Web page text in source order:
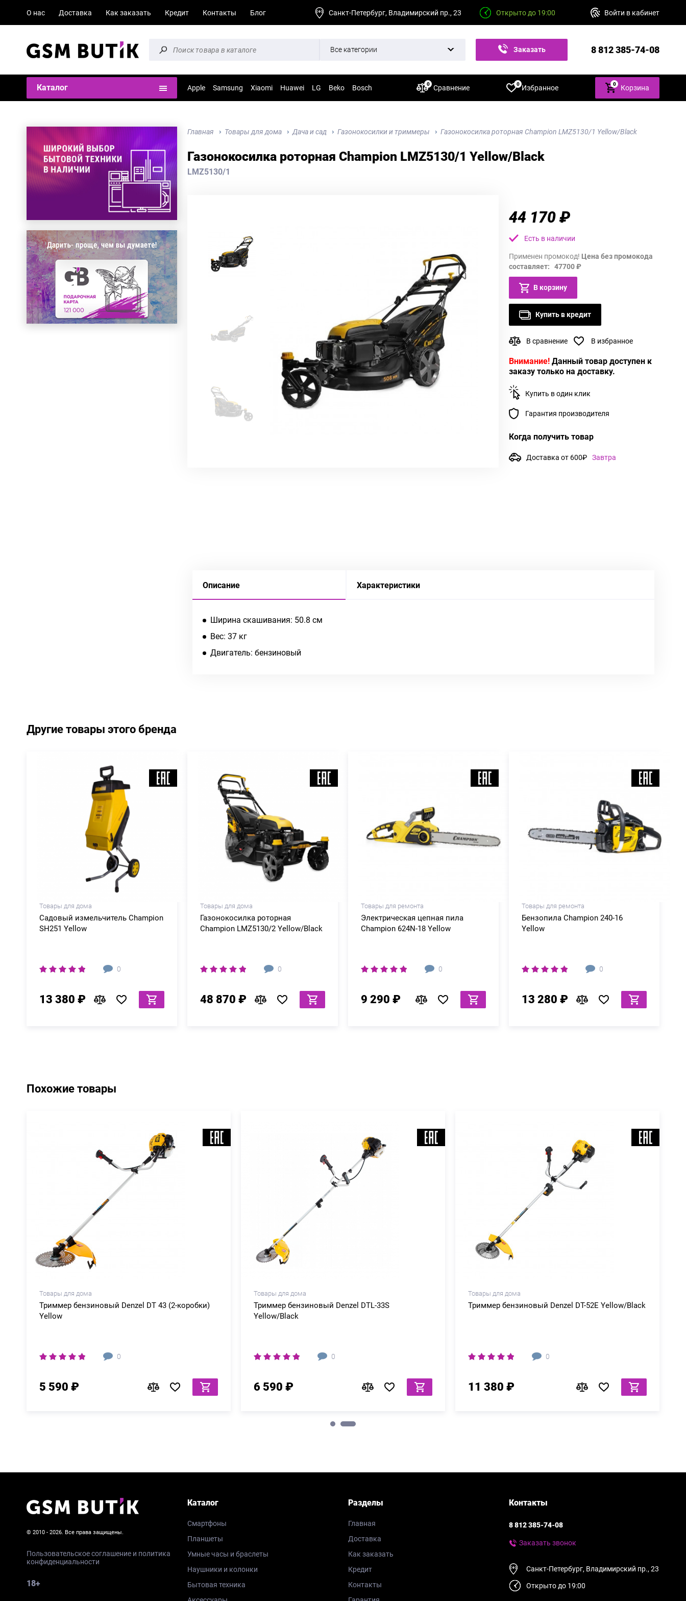
О нас Доставка Как заказать Кредит Контакты Блог Санкт-Петербург, Владимирский пр., 23 Открыто до 19:00 Войти в кабинет
Все категории Заказать 8 812 385-74-08
Каталог Apple Samsung Xiaomi Huawei LG Beko Bosch Сравнение
0 Избранное
0 0 Корзина
Главная Товары для дома Дача и сад Газонокосилки и триммеры Газонокосилка роторная Champion LMZ5130/1 Yellow/Black
Газонокосилка роторная Champion LMZ5130/1 Yellow/Black
LMZ5130/1
44 170 ₽
Есть в наличии
Применен промокод! Цена без промокода
составляет: 47700 ₽
В корзину
Купить в кредит
В сравнение В избранное
Внимание! Данный товар доступен к
заказу только на доставку.
Купить в один клик
Гарантия производителя
Когда получить товар
Доставка от 600₽ Завтра
Описание Характеристики
Ширина скашивания: 50.8 см
Вес: 37 кг
Двигатель: бензиновый
Другие товары этого бренда
Товары для дома
Садовый измельчитель Champion
SH251 Yellow
0
13 380 ₽
Товары для дома
Газонокосилка роторная
Champion LMZ5130/2 Yellow/Black
0
48 870 ₽
Товары для ремонта
Электрическая цепная пила
Champion 624N-18 Yellow
0
9 290 ₽
Товары для ремонта
Бензопила Champion 240-16
Yellow
0
13 280 ₽
Похожие товары
Товары для дома
Триммер бензиновый Denzel DT 43 (2-коробки)
Yellow
0
5 590 ₽
Товары для дома
Триммер бензиновый Denzel DTL-33S
Yellow/Black
0
6 590 ₽
Товары для дома
Триммер бензиновый Denzel DT-52E Yellow/Black
0
11 380 ₽
© 2010 - 2026. Все права защищены.
Пользовательское соглашение и политика
конфиденциальности
18+
Каталог
Смартфоны
Планшеты
Умные часы и браслеты
Наушники и колонки
Бытовая техника
Разделы
Главная
Доставка
Как заказать
Кредит
Контакты
Контакты
8 812 385-74-08
Заказать звонок
Санкт-Петербург, Владимирский пр., 23
Открыто до 19:00